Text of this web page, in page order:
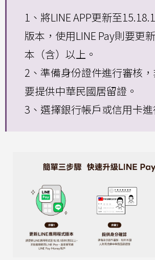
1、將LINE APP更新至
版本，使用LINE Pay則要更
本（含）以上。
2、準備身份證件進行審核
要提供中華民國居留證。
3、選擇銀行帳戶或信用卡進